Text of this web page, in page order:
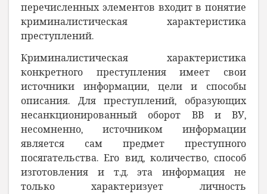
перечисленных элементов входит в понятие
криминалистическая характеристика
преступлений.
Криминалистическая характеристика
конкретного преступленияимеет свои
источники информации, цели и способы
описания. Для преступлений, образующих
несанкционированный оборот ВВ и ВУ,
несомненно, источником информации
является сам предмет преступного
посягательства. Его вид, количество, способ
изготовления и т.д. эта информация не
только характеризует личность